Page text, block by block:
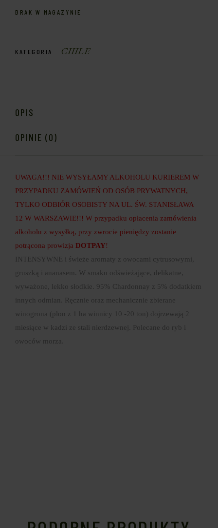
BRAK W MAGAZYNIE
KATEGORIA CHILE
OPIS
OPINIE (0)
UWAGA!!! NIE WYSYŁAMY ALKOHOLU KURIEREM W
PRZYPADKU ZAMÓWIEŃ OD OSÓB PRYWATNYCH,
TYLKO ODBIÓR OSOBISTY NA UL. ŚW. STANISŁAWA
12 W WARSZAWIE!!! W przypadku opłacenia zamówienia
alkoholu z wysyłką, przy zwrocie pieniędzy zostanie
potrącona prowizjaDOTPAY!
INTENSYWNE i świeże aromaty z owocami cytrusowymi,
gruszką i ananasem. W smaku odświeżające, delikatne,
wyważone, lekko słodkie. 95% Chardonnay z 5% dodatkiem
innych odmian. Ręcznie oraz mechanicznie zbierane
winogrona (plon z 1 ha winnicy 10 -20 ton) dojrzewają 2
miesiące w kadzi ze stali nierdzewnej. Polecane do ryb i
owoców morza.